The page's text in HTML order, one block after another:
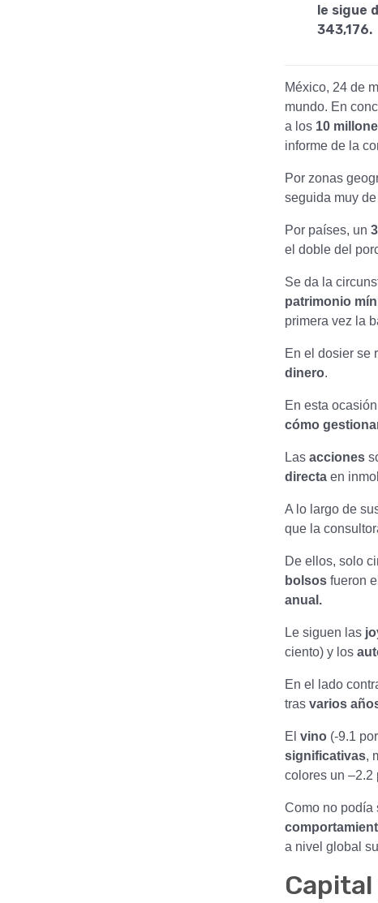
le sigue
343,176.
México, 24 de
mundo. En
a los 10
informe de la
Por zonas
seguida muy
Por países, un
el doble del
Se da la
patrimonio
primera vez la
En el dosier se
dinero.
En esta
cómo
Las acciones
directa en
A lo largo de
que la
De ellos, solo
bolsos fueron
anual.
Le siguen las
ciento) y los
En el lado
tras varios
El vino (-9.1
significativas,
colores un –2.2
Como no podía
a nivel global